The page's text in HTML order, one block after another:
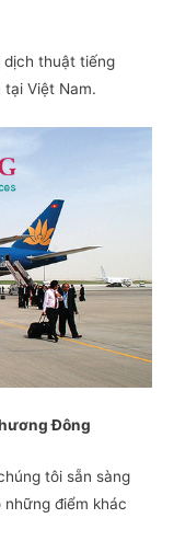
dịch thuật tiếng
tại Việt Nam.
Đông
tôi sẵn sàng
điểm khác